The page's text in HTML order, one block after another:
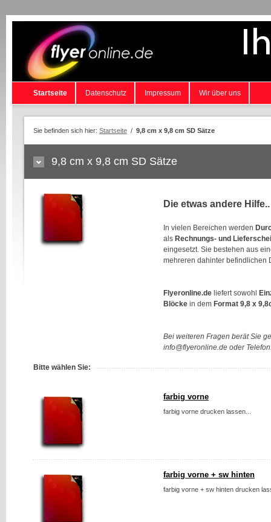
Startseite Datenschutz Impressum Wir über uns
Sie befinden sich hier: Startseite / 9,8 cm x 9,8 cm SD Sätze
9,8 cm x 9,8 cm SD Sätze
Die etwas andere Hilfe..
In vielen Bereichen werden
als Rechnungs- und
eingesetzt. Sie bestehen aus
mehreren dahinter befindlichen
Flyeronline.de liefert sowohl
Blöcke in dem Format 9,8 x
Bei weiteren Fragen berät Sie
info@flyeronline.de oder
Bitte wählen Sie:
farbig vorne
farbig vorne drucken lassen...
farbig vorne + sw hinten
farbig vorne + sw hinten drucken